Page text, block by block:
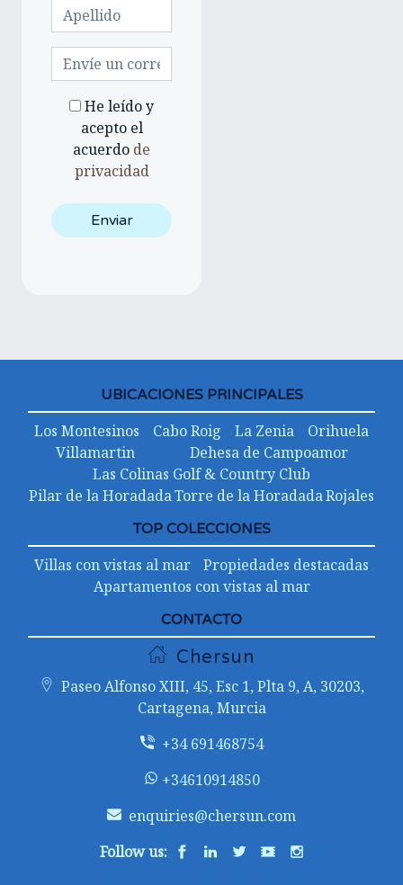
He leído y
acepto el
acuerdo de
privacidad
UBICACIONES PRINCIPALES
Los Montesinos Cabo Roig La Zenia
Orihuela
Villamartin
Dehesa de Campoamor
Las Colinas Golf & Country Club
Pilar de la HoradadaTorre de la HoradadaRojales
TOP COLECCIONES
Villas con vistas al mar
Propiedades destacadas
Apartamentos con vistas al mar
CONTACTO
Chersun
Paseo Alfonso XIII, 45, Esc 1, Plta 9, A, 30203,
Cartagena, Murcia
+34 691468754
+34610914850
enquiries@chersun.com
Follow us: